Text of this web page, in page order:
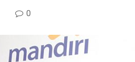
0